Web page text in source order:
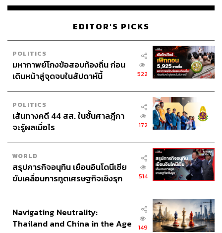
EDITOR'S PICKS
POLITICS
มหากาพย์โกงข้อสอบท้องถิ่น ก่อน
เดินหน้าสู่จุดจบในสัปดาห์นี้
522
POLITICS
เส้นทางคดี 44 สส. ในชั้นศาลฎีกา
จะรู้ผลเมื่อไร
172
WORLD
สรุปภารกิจอนุทิน เยือนอินโดนีเซีย
ขับเคลื่อนการทูตเศรษฐกิจเชิงรุก
514
Navigating Neutrality:
Thailand and China in the Age
149